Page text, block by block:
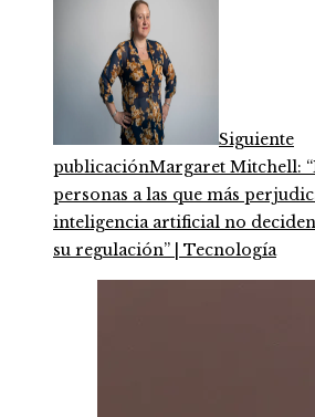
Siguiente
publicaciónMargaret Mitchell:
personas a las que más
inteligencia artificial no
su regulación” | Tecnología